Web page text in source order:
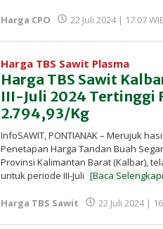
Harga CPO 22 Juli 2024 | 17:07
Harga TBS Sawit Plasma
Harga TBS Sawit
III-Juli 2024 Tertinggi
2.794,93/Kg
InfoSAWIT, PONTIANAK – Merujuk
Penetapan Harga Tandan Buah Segar
Provinsi Kalimantan Barat (Kalbar),
untuk periode III-Juli [Baca
Harga TBS Sawit 22 Juli 2024 |